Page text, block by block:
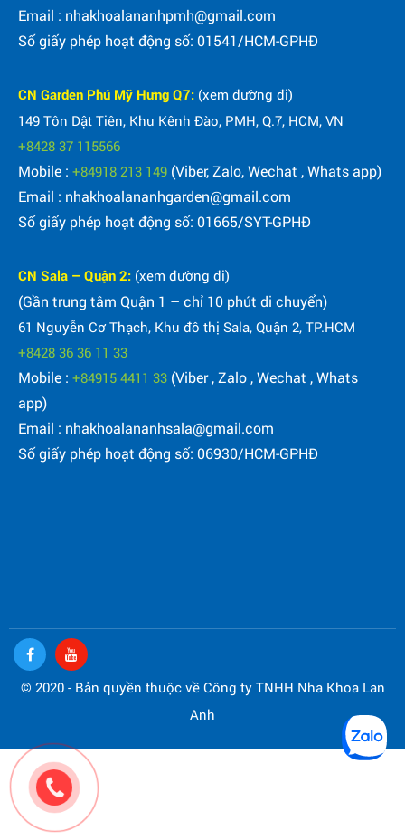
Email : nhakhoalananhpmh@gmail.com
Số giấy phép hoạt động số: 01541/HCM-GPHĐ
CN Garden Phú Mỹ Hưng Q7: (xem đường đi)
149 Tôn Dật Tiên, Khu Kênh Đào, PMH, Q.7, HCM, VN
+8428 37 115566
Mobile : +84918 213 149 (Viber, Zalo, Wechat , Whats app)
Email : nhakhoalananhgarden@gmail.com
Số giấy phép hoạt động số: 01665/SYT-GPHĐ
CN Sala – Quận 2: (xem đường đi)
(Gần trung tâm Quận 1 – chỉ 10 phút di chuyển)
61 Nguyễn Cơ Thạch, Khu đô thị Sala, Quận 2, TP.HCM
+8428 36 36 11 33
Mobile : +84915 4411 33 (Viber , Zalo , Wechat , Whats
app)
Email : nhakhoalananhsala@gmail.com
Số giấy phép hoạt động số: 06930/HCM-GPHĐ
© 2020 - Bản quyền thuộc về Công ty TNHH Nha Khoa Lan
Anh